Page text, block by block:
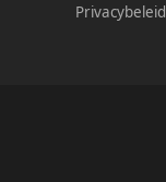
Privacybeleid